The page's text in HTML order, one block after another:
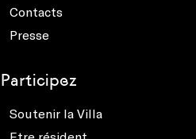
Contacts
Presse
Participez
Soutenir la Villa